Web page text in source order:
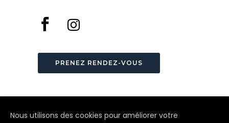
PRENEZ RENDEZ-VOUS
Nous utilisons des cookies pour améliorer votre